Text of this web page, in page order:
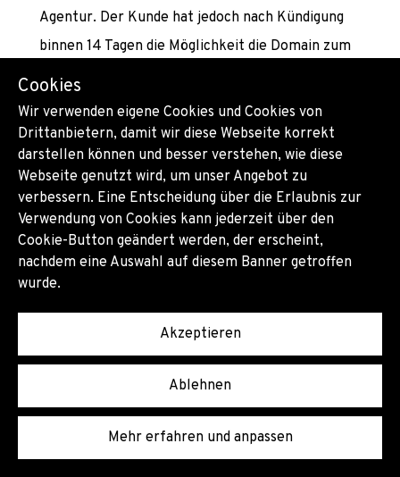
Agentur. Der Kunde hat jedoch nach Kündigung
binnen 14 Tagen die Möglichkeit die Domain zum
marktüblichen Kaufpreis zu erwerben. Hierzu wird
ihm nach Eingang der Rechnung ein AUTH-Code zum
Transfer der Domain zugeschickt.
Eigentumsrecht und Urheberrecht
Alle Leistungen der Agentur, einschließlich
jener aus Präsentationen (z.B. Anregungen, Ideen,
Skizzen, Vorentwürfe, Skribbles, Reinzeichnungen,
bleiben ebenso wie die einzelnen Werkstücke und
Entwurfsoriginale im Eigentum der Agentur und
können von der Agentur jederzeit - insbesondere bei
Beendigung des Vertragsverhältnisses -
zurückverlangt werden. Der Kunde erwirbt durch
Cookies
Wir verwenden eigene Cookies und Cookies von
Drittanbietern, damit wir diese Webseite korrekt
darstellen können und besser verstehen, wie diese
Webseite genutzt wird, um unser Angebot zu
verbessern. Eine Entscheidung über die Erlaubnis zur
Verwendung von Cookies kann jederzeit über den
Cookie-Button geändert werden, der erscheint,
nachdem eine Auswahl auf diesem Banner getroffen
wurde.
Akzeptieren
Ablehnen
Mehr erfahren und anpassen